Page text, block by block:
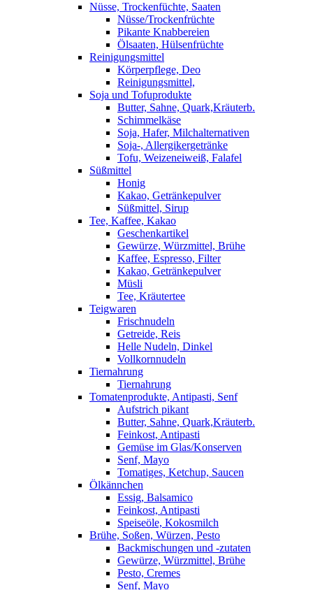
Nüsse, Trockenfüchte, Saaten
Nüsse/Trockenfrüchte
Pikante Knabbereien
Ölsaaten, Hülsenfrüchte
Reinigungsmittel
Körperpflege, Deo
Reinigungsmittel,
Soja und Tofuprodukte
Butter, Sahne, Quark,Kräuterb.
Schimmelkäse
Soja, Hafer, Milchalternativen
Soja-, Allergikergetränke
Tofu, Weizeneiweiß, Falafel
Süßmittel
Honig
Kakao, Getränkepulver
Süßmittel, Sirup
Tee, Kaffee, Kakao
Geschenkartikel
Gewürze, Würzmittel, Brühe
Kaffee, Espresso, Filter
Kakao, Getränkepulver
Müsli
Tee, Kräutertee
Teigwaren
Frischnudeln
Getreide, Reis
Helle Nudeln, Dinkel
Vollkornnudeln
Tiernahrung
Tiernahrung
Tomatenprodukte, Antipasti, Senf
Aufstrich pikant
Butter, Sahne, Quark,Kräuterb.
Feinkost, Antipasti
Gemüse im Glas/Konserven
Senf, Mayo
Tomatiges, Ketchup, Saucen
Ölkännchen
Essig, Balsamico
Feinkost, Antipasti
Speiseöle, Kokosmilch
Brühe, Soßen, Würzen, Pesto
Backmischungen und -zutaten
Gewürze, Würzmittel, Brühe
Pesto, Cremes
Senf, Mayo